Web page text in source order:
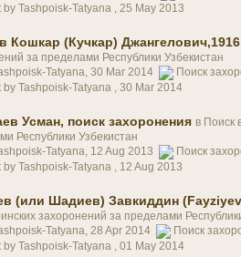
by Tashpoisk-Tatyana ,25 May 2013
Кошкар (Кучкар)
за пределами Республики Узбекистан
Tatyana, 30 Mar 2014
Поиск
by Tashpoisk-Tatyana ,30 Mar 2014
Усман, поиск захоронения в Поиск
Республики Узбекистан
Tatyana, 12 Aug 2013
Поиск
by Tashpoisk-Tatyana , 12 Aug 2013
(или Шадиев) Завкиддин
захоронений за пределами
Tatyana, 28 Apr 2014
Поиск
by Tashpoisk-Tatyana ,01 May 2014